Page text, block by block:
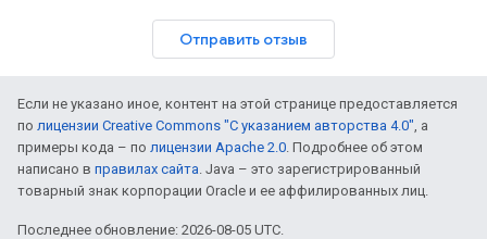
Отправить отзыв
Если не указано иное, контент на этой странице предоставляется
по лицензии Creative Commons "С указанием авторства 4.0", а
примеры кода – по лицензии Apache 2.0. Подробнее об этом
написано в правилах сайта. Java – это зарегистрированный
товарный знак корпорации Oracle и ее аффилированных лиц.
Последнее обновление: 2026-08-05 UTC.